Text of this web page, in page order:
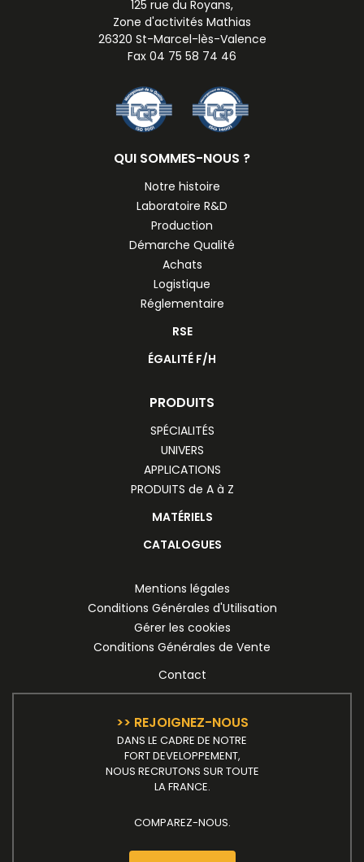
125 rue du Royans,
Zone d'activités Mathias
26320 St-Marcel-lès-Valence
Fax 04 75 58 74 46
QUI SOMMES-NOUS ?
Notre histoire
Laboratoire R&D
Production
Démarche Qualité
Achats
Logistique
Réglementaire
RSE
ÉGALITÉ F/H
PRODUITS
SPÉCIALITÉS
UNIVERS
APPLICATIONS
PRODUITS de A à Z
MATÉRIELS
CATALOGUES
Mentions légales
Conditions Générales d'Utilisation
Gérer les cookies
Conditions Générales de Vente
Contact
>> REJOIGNEZ-NOUS
DANS LE CADRE DE NOTRE
FORT DEVELOPPEMENT,
NOUS RECRUTONS SUR TOUTE
LA FRANCE.
COMPAREZ-NOUS.